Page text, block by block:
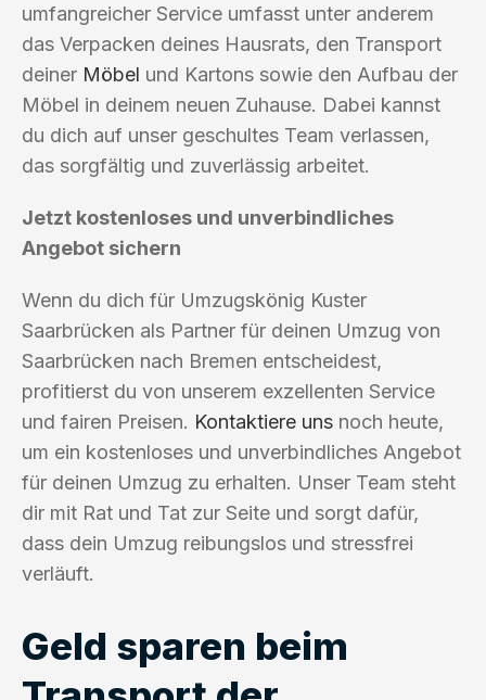
umfangreicher Service umfasst unter anderem
das Verpacken deines Hausrats, den Transport
deiner Möbel und Kartons sowie den Aufbau der
Möbel in deinem neuen Zuhause. Dabei kannst
du dich auf unser geschultes Team verlassen,
das sorgfältig und zuverlässig arbeitet.
Jetzt kostenloses und unverbindliches
Angebot sichern
Wenn du dich für Umzugskönig Kuster
Saarbrücken als Partner für deinen Umzug von
Saarbrücken nach Bremen entscheidest,
profitierst du von unserem exzellenten Service
und fairen Preisen. Kontaktiere uns noch heute,
um ein kostenloses und unverbindliches Angebot
für deinen Umzug zu erhalten. Unser Team steht
dir mit Rat und Tat zur Seite und sorgt dafür,
dass dein Umzug reibungslos und stressfrei
verläuft.
Geld sparen beim